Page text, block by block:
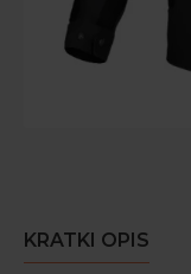
KRATKI OPIS